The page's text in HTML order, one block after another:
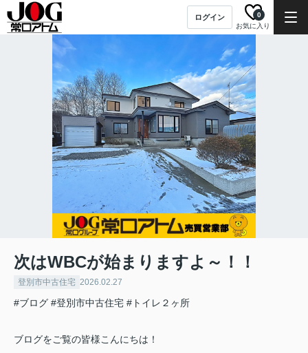
ログイン
お気に入り
0
次はWBCが始まりますよ～！！
登別市中古住宅 2026.02.27
#ブログ #登別市中古住宅 #トイレ２ヶ所
ブログをご覧の皆様こんにちは！